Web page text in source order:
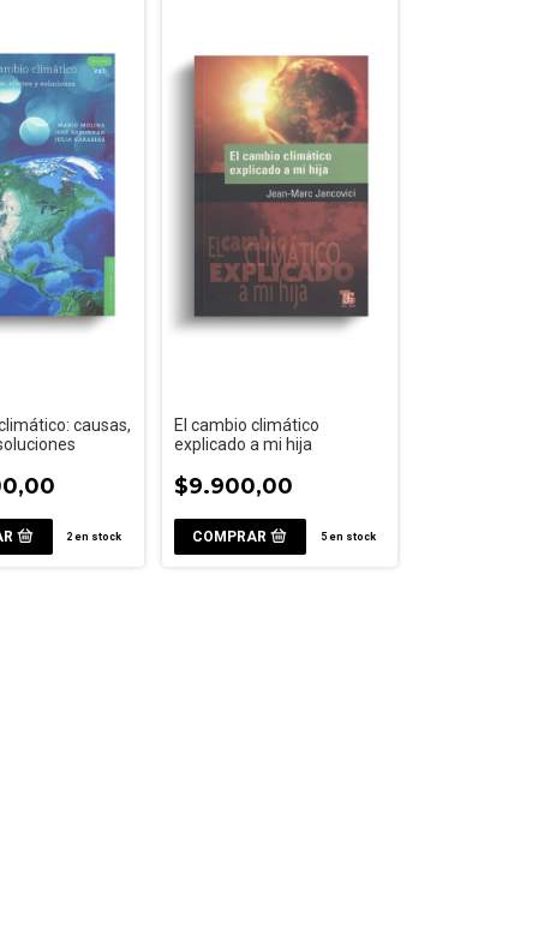
causas,
2 en stock
El cambio climático
explicado a mi hija
$9.900,00
5en stock